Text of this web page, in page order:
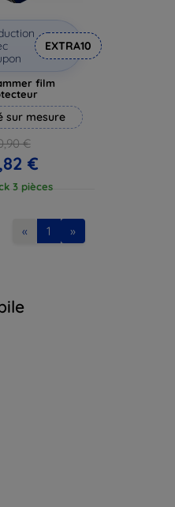
EXTRA10
film
sur mesure
€
€
3 pièces
« 1 »